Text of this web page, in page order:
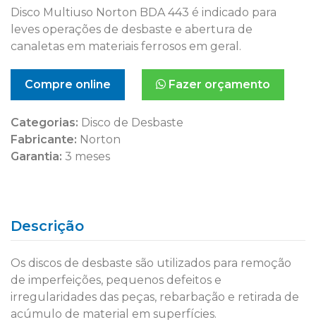
Disco Multiuso Norton BDA 443 é indicado para
leves operações de desbaste e abertura de
canaletas em materiais ferrosos em geral.
Compre online Fazer orçamento
Categorias: Disco de Desbaste
Fabricante: Norton
Garantia: 3 meses
Descrição
Os discos de desbaste são utilizados para remoção
de imperfeições, pequenos defeitos e
irregularidades das peças, rebarbação e retirada de
acúmulo de material em superfícies.